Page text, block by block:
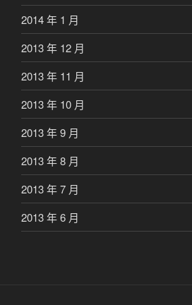
2014 年 1 月
2013 年 12 月
2013 年 11 月
2013 年 10 月
2013 年 9 月
2013 年 8 月
2013 年 7 月
2013 年 6 月